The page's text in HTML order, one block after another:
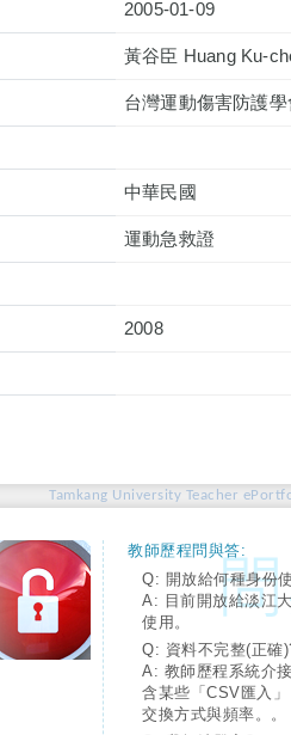
2005-01-09
黃谷臣 Huang Ku-
台灣運動傷害防護
中華民國
運動急救證
2008
Tamkang University Teacher
教師歷程問與答:
Q: 開放給何種身份
A: 目前開放給淡江
使用。
Q: 資料不完整(正確
A: 教師歷程系統介
含某些「CSV匯入
交換方式與頻率。。